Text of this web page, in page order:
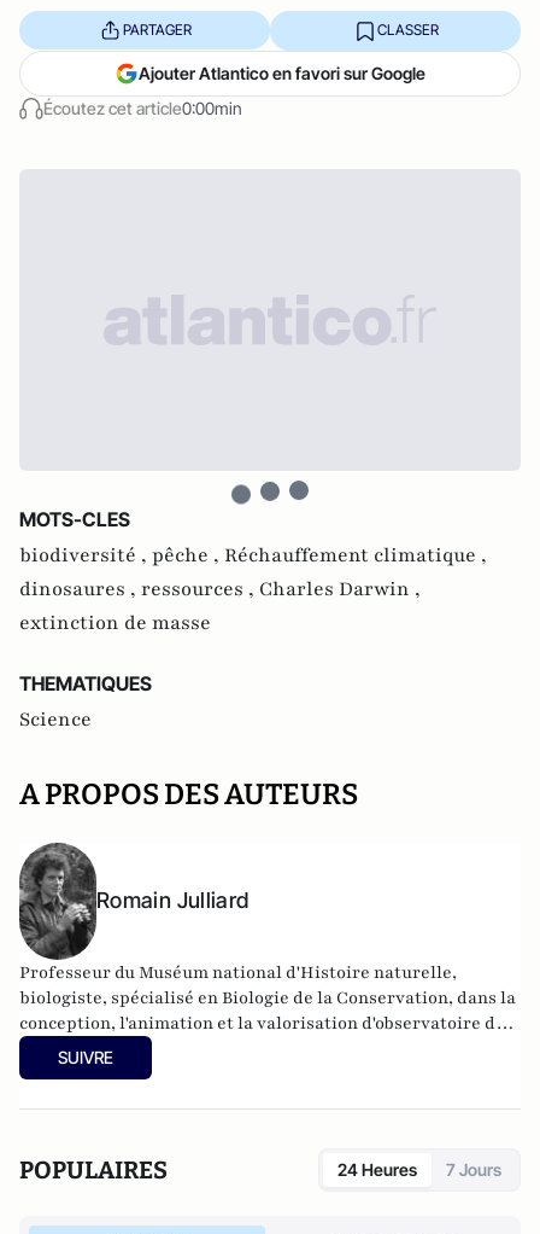
Écoutez cet article0:00min
PARTAGER CLASSER
Ajouter Atlantico en favori sur Google
MOTS-CLES
biodiversité , pêche , Réchauffement climatique ,
dinosaures , ressources , Charles Darwin ,
extinction de masse
THEMATIQUES
Science
A PROPOS DES AUTEURS
Romain Julliard
Professeur du Muséum national d'Histoire naturelle,
biologiste, spécialisé en Biologie de la Conservation, dans la
conception, l'animation et la valorisation d'observatoire de
la biodiversité (projet Vigie Nature), les thèmes de
recherche principaux de
d'indicateur de biodiversité).
SUIVRE
POPULAIRES 24 Heures 7 Jours